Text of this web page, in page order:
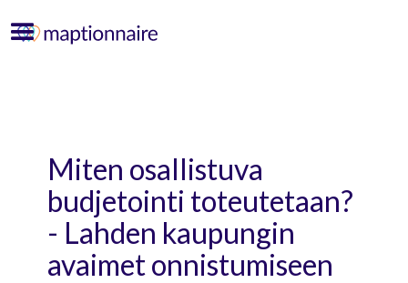
Miten osallistuva
budjetointi toteutetaan?
- Lahden kaupungin
avaimet onnistumiseen